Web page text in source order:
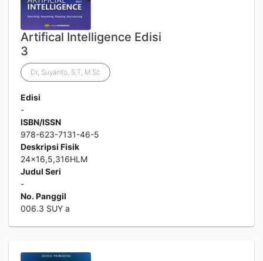
Artifical Intelligence Edisi
3
Dr, Suyanto, S,T, M.Sc
Edisi
-
ISBN/ISSN
978-623-7131-46-5
Deskripsi Fisik
24x16,5,316HLM
Judul Seri
-
No. Panggil
006.3 SUY a